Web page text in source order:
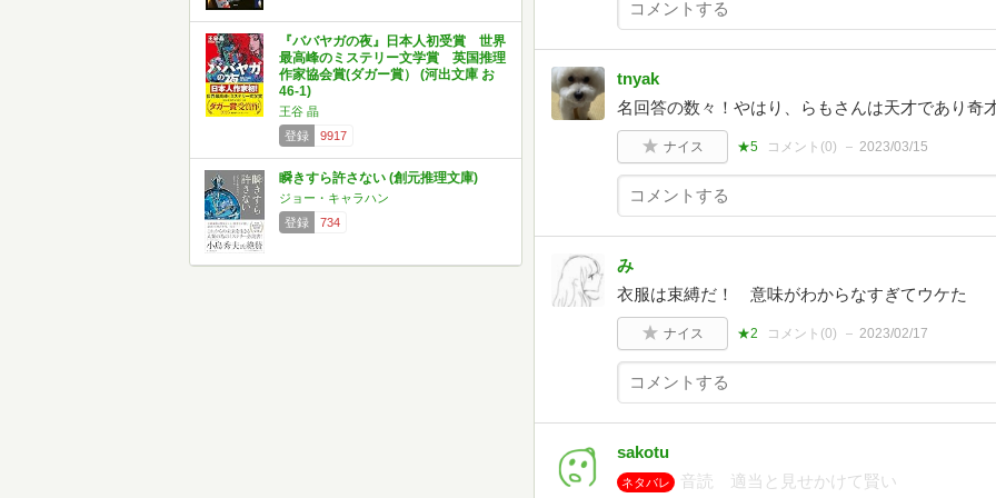
『ババヤガの夜』日本人初受賞 世界
最高峰のミステリー文学賞 英国推理
作家協会賞(ダガー賞） (河出文庫 お
46-1)
王谷 晶
登録
9917
瞬きすら許さない (創元推理文庫)
ジョー・キャラハン
登録
734
tnyak
名回答の数々！やはり、らもさんは天才であり奇
ナイス ★5 コメント(0) 2023/03/15
み
衣服は束縛だ！ 意味がわからなすぎてウケた
ナイス ★2 コメント(0) 2023/02/17
sakotu
ネタバレ 音読 適当と見せかけて賢い